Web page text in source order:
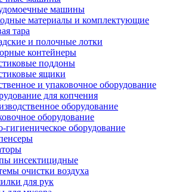
машины
материалы и комплектующие
тара
и полочные лотки
контейнеры
поддоны
ящики
и упаковочное оборудование
для копчения
оборудование
оборудование
гигиеническое оборудование
инсектицидные
очистки воздуха
для рук